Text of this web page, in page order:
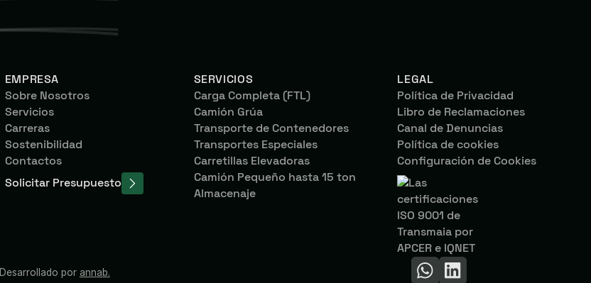
EMPRESA
Sobre Nosotros
Servicios
Carreras
Sostenibilidad
Contactos
Solicitar Presupuesto
SERVICIOS
Carga Completa (FTL)
Camión Grúa
Transporte de Contenedores
Transportes Especiales
Carretillas Elevadoras
Camión Pequeño hasta 15 ton
Almacenaje
LEGAL
Política de Privacidad
Libro de Reclamaciones
Canal de Denuncias
Política de cookies
Configuración de Cookies
Desarrollado por annab.